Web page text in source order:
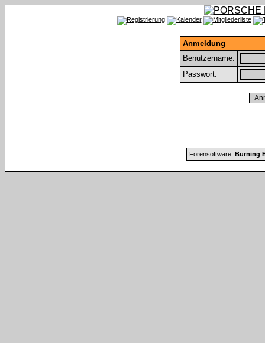
Anmeldung
Benutzername:
Passwort:
Forensoftware: Burning